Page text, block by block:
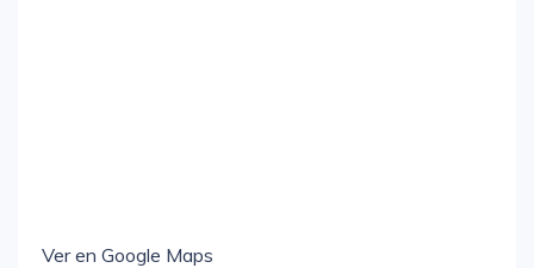
Ver en Google Maps